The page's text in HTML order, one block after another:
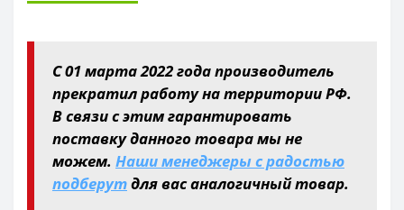
С 01 марта 2022 года производитель
прекратил работу на территории РФ.
В связи с этим гарантировать
поставку данного товара мы не
можем. Наши менеджеры с радостью
подберутдля вас аналогичный товар.